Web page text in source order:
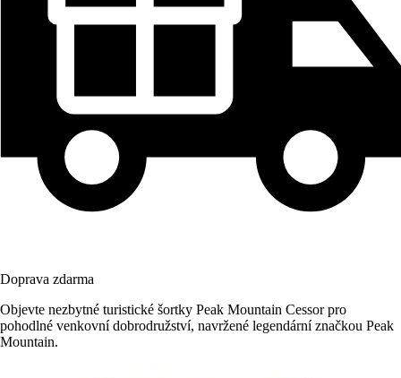
Doprava zdarma
Objevte nezbytné turistické šortky Peak Mountain Cessor pro
pohodlné venkovní dobrodružství, navržené legendární značkou Peak
Mountain.